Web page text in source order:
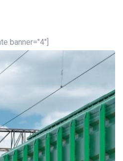
banner="4"]